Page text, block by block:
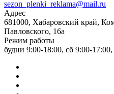
sezon_plenki_reklama@mail.ru
Адрес
681000, Хабаровский край,
Павловского, 16а
Режим работы
будни 9:00-18:00, сб 9:00-